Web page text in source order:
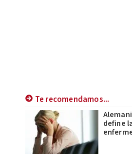
Te recomendamos...
define